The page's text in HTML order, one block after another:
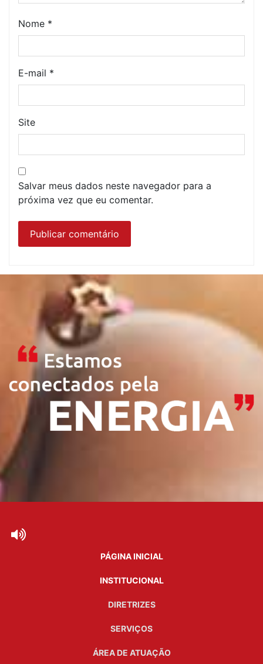
Nome *
E-mail *
Site
Salvar meus dados neste navegador para a
próxima vez que eu comentar.
PÁGINA INICIAL
INSTITUCIONAL
DIRETRIZES
SERVIÇOS
ÁREA DE ATUAÇÃO